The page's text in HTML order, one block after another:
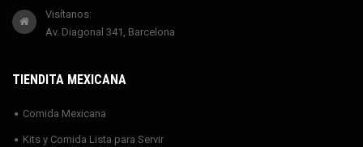
Visítanos:
Av. Diagonal 341, Barcelona
TIENDITA MEXICANA
Comida Mexicana
Kits y Comida Lista para Servir